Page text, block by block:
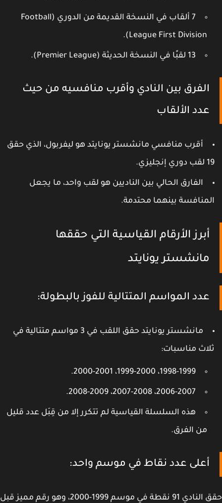
في النسخة القديمة من الدوري (Football
League First Division).
الفرق بين النادي وأقرب منافسيه من حيث
عدد الألقاب
أقرب منافسي مانشستر يونايتد هو ليفربول، الذي حقق
الفارق الحالي بين الناديين هو لقب واحد، ما يجعل
بينهما محتدمة.
أبرز الأرقام القياسية التي حققها
مانشستر يونايتد
عدد المواسم المتتالية للفوز بالبطولة:
مانشستر يونايتد حقق اللقب في 3 مواسم متتالية في
مناسبات:
1998-1999، 1999-2000، 2000-2001.
2006-2007، 2007-2008، 2008-2009.
هذه السلسلة القياسية لم تتكرر إلا من قِبَل عدد قليل
من الفرق.
أعلى عدد نقاط في موسم واحد:
حقق النادي 91 نقطة في موسم 1999-2000، وهو رقم مميز قبل